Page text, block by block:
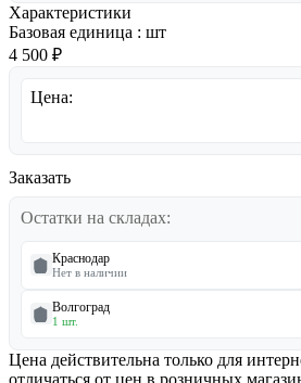
Характеристики
Базовая единица : шт
4 500 ₽
Цена:
Заказать
Остатки на складах:
Краснодар
Нет в наличии
Волгоград
1 шт.
Цена действительна только для
отличаться от цен в розничных